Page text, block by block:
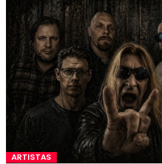
ARTISTAS